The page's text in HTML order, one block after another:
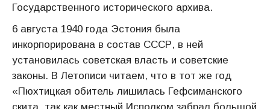
Государственного исторического архива.
6 августа 1940 года Эстония была
инкорпорирована в состав СССР, в ней
установилась советская власть и советские
законы. В Летописи читаем, что в тот же год
«Пюхтицкая обитель лишилась Гефсиманского